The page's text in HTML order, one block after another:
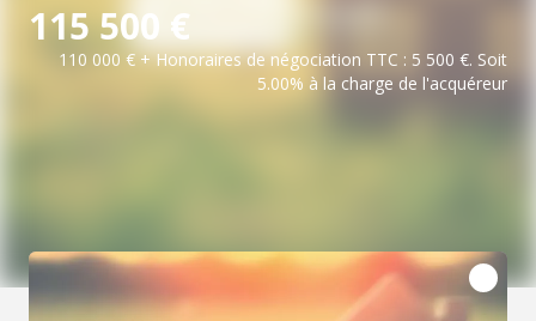
115 500 €
110 000 € + Honoraires de négociation TTC : 5 500 €. Soit
5.00% à la charge de l'acquéreur